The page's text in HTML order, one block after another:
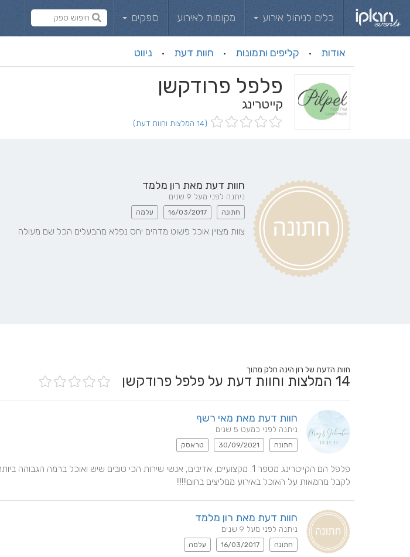
כלים לניהול אירוע מקומות לאירוע ספקים
אודות · קליפים ותמונות · חוות דעת · ניווט
פלפל פרודקשן
קייטרינג
(14 המלצות וחוות דעת)
חוות דעת מאת רון מלמד
ניתנה לפני מעל 9 שנים
חתונה 16/03/2017 עלמה
צוות מצויין אוכל פשוט מדהים יחס נפלא מהבעלים הכל שם מעולה
חוות הדעת של רון הינה חלק מתוך
14 המלצות וחוות דעת על פלפל פרודקשן
חוות דעת מאת מאי רשף
ניתנה לפני כמעט 5 שנים
חתונה 30/09/2021 טראסק
לקבל מחמאות על האוכל באירוע ממליצים בחום!!!!!!
חוות דעת מאת רון מלמד
ניתנה לפני מעל 9 שנים
חתונה 16/03/2017 עלמה